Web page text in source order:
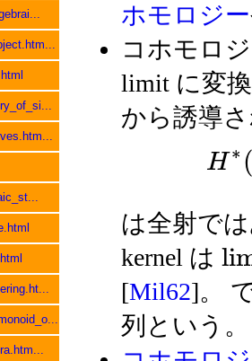
ホモロジー
コホモロ
limit に変
から誘導
H ∗
は全射で
kernel は li
[Mil62]。
列という。